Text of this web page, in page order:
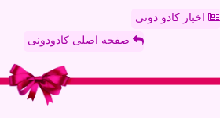
اخبار کادو دونی
صفحه اصلی کادودونی